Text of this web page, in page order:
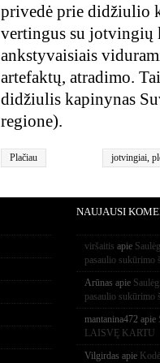
privedė prie didžiulio
vertingus su jotvingių
ankstyvaisiais
artefaktų, atradimo.
didžiulis kapinynas
regione).
Plačiau jotvingiai,
NAUJAUSI
viršaitis apie
pasaulio sukūrimo
Arūnas apie
pasaulio sukūrimo
mantanina472 apie
LAISVĘ KARTU
Vilgirdas apie